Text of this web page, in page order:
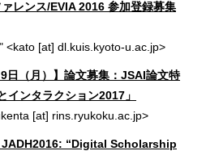
レンス/EVIA 2016 参加登録募集
<kato [at] dl.kuis.kyoto-u.ac.jp>
（月）】論文募集：JSAI論文特
インタラクション2017」
[at] rins.ryukoku.ac.jp>
“Digital Scholarship